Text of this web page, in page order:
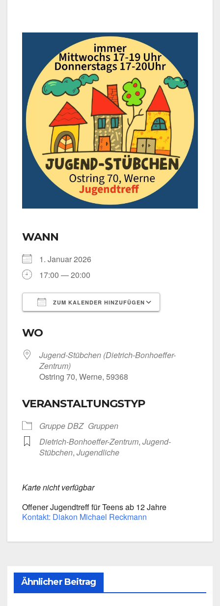
WANN
1. Janu­ar 2026
17:00 — 20:00
ZUM KALENDER HINZUFÜGEN
WO
Jugend-Stübchen (Dietrich-Bonhoeffer-
Zentrum)
Ost­ring 70, Wer­ne, 59368
VERANSTALTUNGSTYP
Grup­pe DBZ Grup­pen
Dietrich-Bonhoeffer-Zentrum, Jugend-
Stübchen, Jugend­li­che
Kar­te nicht ver­füg­bar
Offe­ner Jugend­treff für Teens ab 12 Jah­re
Kon­takt: Dia­kon Micha­el Reck­mann
Ähnlicher Beitrag